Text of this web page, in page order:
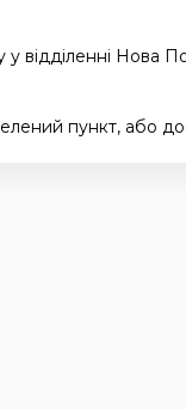
у відділенні Нова
пункт, або